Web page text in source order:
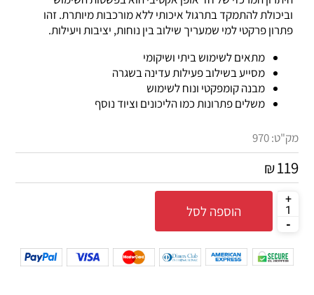
וביכולת להתמקד בתרגול איכותי ללא מורכבות מיותרת. זהו
פתרון פרקטי למי שמעריך שילוב בין נוחות, יציבות ויעילות.
מתאים לשימוש ביתי ושיקומי
מסייע בשילוב פעילות עדינה בשגרה
מבנה קומפקטי ונוח לשימוש
משלים פתרונות כמו הליכונים וציוד נוסף
מק"ט:970
₪119
הוספה לסל